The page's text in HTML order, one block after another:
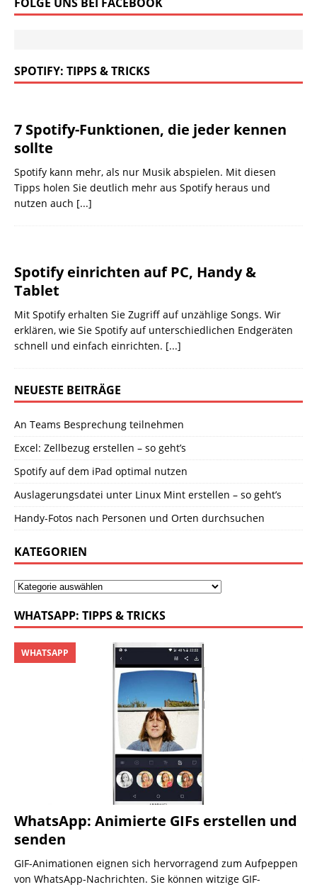
SPOTIFY: TIPPS & TRICKS
7 Spotify-Funktionen, die jeder kennen
sollte
Spotify kann mehr, als nur Musik abspielen. Mit diesen
Tipps holen Sie deutlich mehr aus Spotify heraus und
nutzen auch [...]
Spotify einrichten auf PC, Handy &
Tablet
Mit Spotify erhalten Sie Zugriff auf unzählige Songs. Wir
erklären, wie Sie Spotify auf unterschiedlichen Endgeräten
schnell und einfach einrichten. [...]
NEUESTE BEITRÄGE
An Teams Besprechung teilnehmen
Excel: Zellbezug erstellen – so geht’s
Spotify auf dem iPad optimal nutzen
Auslagerungsdatei unter Linux Mint erstellen – so geht’s
Handy-Fotos nach Personen und Orten durchsuchen
KATEGORIEN
WHATSAPP: TIPPS & TRICKS
WhatsApp: Animierte GIFs erstellen und
senden
WHATSAPP
GIF-Animationen eignen sich hervorragend zum Aufpeppen
von WhatsApp-Nachrichten. Sie können witzige GIF-